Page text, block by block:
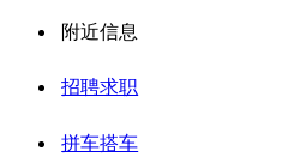
附近信息
招聘求职
拼车搭车